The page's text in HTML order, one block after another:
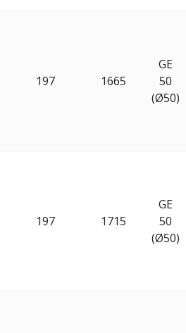
197 1665
GE
50
(Ø50)
197 1715
GE
50
(Ø50)